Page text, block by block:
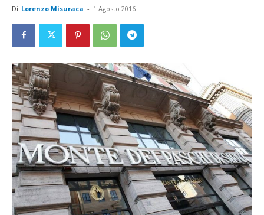
Di Lorenzo Misuraca - 1 Agosto 2016